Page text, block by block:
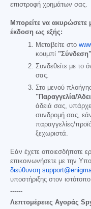
επιστροφή χρημάτων σας.
Μπορείτε να ακυρώσετε
έκδοση ως εξής:
Μεταβείτε στο
κουμπί "Σύνδεση"
Συνδεθείτε με το
σας.
Στο μενού
"Παραγγελία/
άδειά σας,
συνδρομή σας,
παραγγελίες/
ξεχωριστά.
Εάν έχετε οποιεσδήποτε
επικοινωνήσετε με την
διεύθυνση
υποστήριξης στον ιστότοπο
------
Λεπτομέρειες Αγοράς